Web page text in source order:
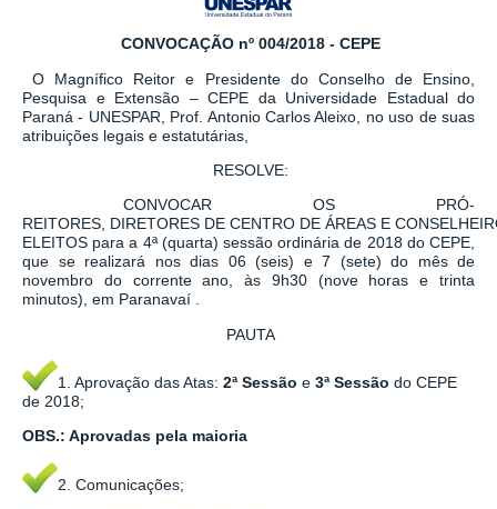
CONVOCAÇÃO nº 004/2018 - CEPE
O Magnífico Reitor e Presidente do Conselho de Ensino,
Pesquisa e Extensão – CEPE da Universidade Estadual do
Paraná - UNESPAR, Prof. Antonio Carlos Aleixo, no uso de suas
atribuições legais e estatutárias,
RESOLVE:
CONVOCAR OS PRÓ-
REITORES, DIRETORES DE CENTRO DE ÁREAS E
ELEITOS para a 4ª (quarta) sessão ordinária de 2018 do CEPE,
que se realizará nos dias 06 (seis) e 7 (sete) do mês de
novembro do corrente ano, às 9h30 (nove horas e trinta
minutos), em Paranavaí .
PAUTA
1. Aprovação das Atas: 2ª Sessão e 3ª Sessão do CEPE
de 2018;
OBS.: Aprovadas pela maioria
2. Comunicações;